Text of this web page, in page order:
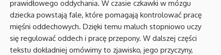
prawidłowego oddychania. W czasie czkawki w mózgu
dziecka powstają fale, które pomagają kontrolować pracę
mięśni oddechowych. Dzięki temu maluch stopniowo uczy
się regulować oddech i pracę przepony. W dalszej części
tekstu dokładniej omówimy to zjawisko, jego przyczyny,